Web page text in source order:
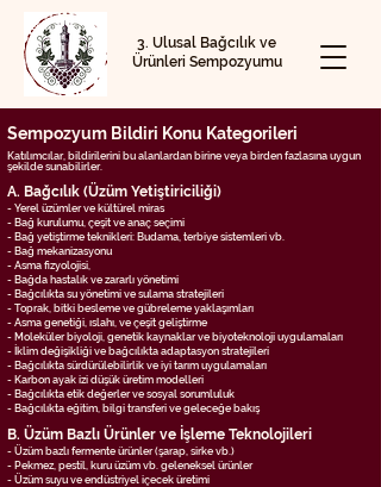
3. Ulusal Bağcılık ve
Ürünleri Sempozyumu
Sempozyum Bildiri Konu Kategorileri
Katılımcılar, bildirilerini bu alanlardan birine veya birden fazlasına uygun
şekilde sunabilirler.
A. Bağcılık (Üzüm Yetiştiriciliği)
- Yerel üzümler ve kültürel miras
- Bağ kurulumu, çeşit ve anaç seçimi
- Bağ yetiştirme teknikleri: Budama, terbiye sistemleri vb.
- Bağ mekanizasyonu
- Asma fizyolojisi,
- Bağda hastalık ve zararlı yönetimi
- Bağcılıkta su yönetimi ve sulama stratejileri
- Toprak, bitki besleme ve gübreleme yaklaşımları
- Asma genetiği, ıslahı, ve çeşit geliştirme
- Moleküler biyoloji, genetik kaynaklar ve biyoteknoloji uygulamaları
- İklim değişikliği ve bağcılıkta adaptasyon stratejileri
- Bağcılıkta sürdürülebilirlik ve iyi tarım uygulamaları
- Karbon ayak izi düşük üretim modelleri
- Bağcılıkta etik değerler ve sosyal sorumluluk
- Bağcılıkta eğitim, bilgi transferi ve geleceğe bakış
B. Üzüm Bazlı Ürünler ve İşleme Teknolojileri
- Üzüm bazlı fermente ürünler (şarap, sirke vb.)
- Pekmez, pestil, kuru üzüm vb. geleneksel ürünler
- Üzüm suyu ve endüstriyel içecek üretimi